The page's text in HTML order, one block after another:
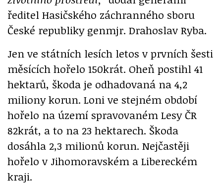
ředitel Hasičského záchranného sboru
České republiky genmjr. Drahoslav Ryba.
Jen ve státních lesích letos v prvních šesti
měsících hořelo 150krát. Oheň postihl 41
hektarů, škoda je odhadovaná na 4,2
miliony korun. Loni ve stejném období
hořelo na území spravovaném Lesy ČR
82krát, a to na 23 hektarech. Škoda
dosáhla 2,3 milionů korun. Nejčastěji
hořelo v Jihomoravském a Libereckém
kraji.